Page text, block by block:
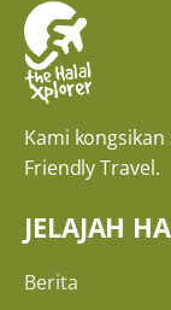
Kami
Friendly Travel.
JELAJAH
Berita